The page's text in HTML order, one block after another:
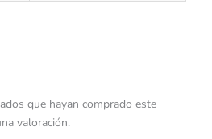
que hayan comprado este
valoración.